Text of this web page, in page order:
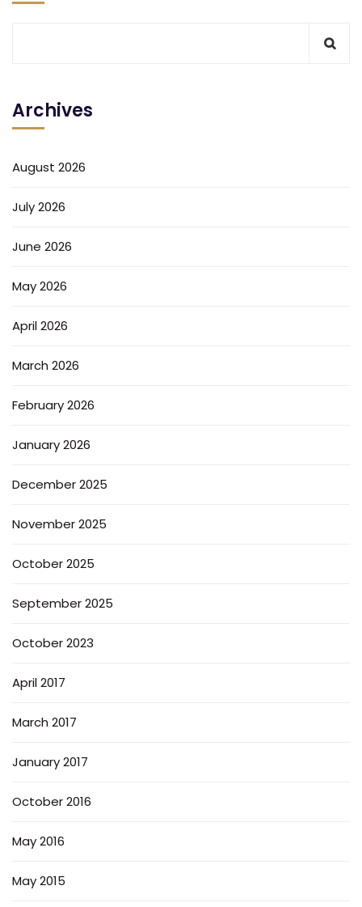
Archives
August 2026
July 2026
June 2026
May 2026
April 2026
March 2026
February 2026
January 2026
December 2025
November 2025
October 2025
September 2025
October 2023
April 2017
March 2017
January 2017
October 2016
May 2016
May 2015